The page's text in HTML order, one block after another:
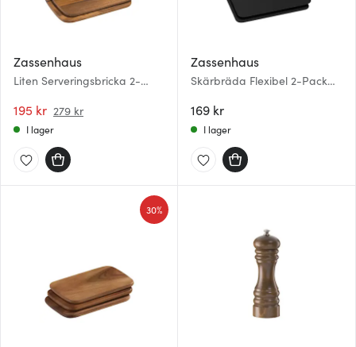
Zassenhaus
Liten Serveringsbricka 2-
195 kr 279 kr
I lager
Zassenhaus
Skärbräda Flexibel 2-Pack
169 kr
I lager
30%